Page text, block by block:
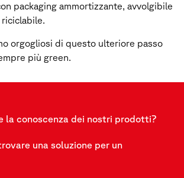
packaging ammortizzante, avvolgibile
orgogliosi di questo ulteriore passo
più green.
la conoscenza dei nostri prodotti?
una soluzione per un